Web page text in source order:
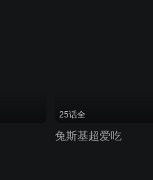
25话全
兔斯基超爱吃